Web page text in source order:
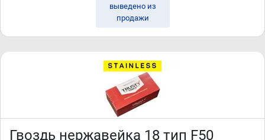
выведено из
продажи
Гвоздь нержавейка 18 тип F50